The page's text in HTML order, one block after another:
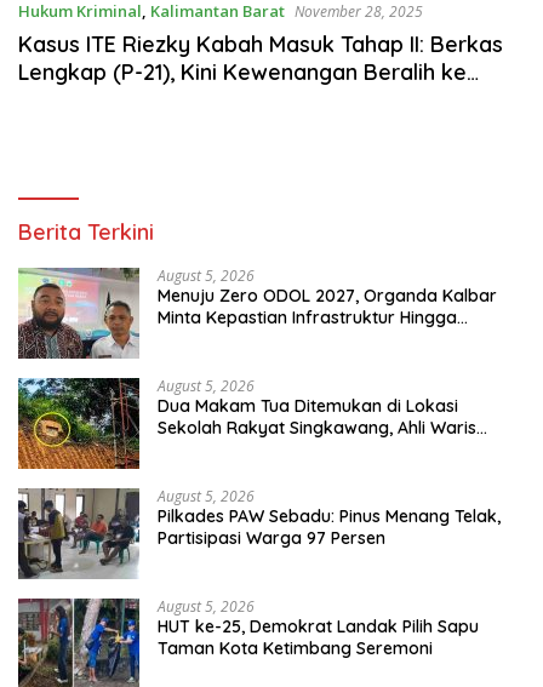
Hukum Kriminal, Kalimantan Barat November 28, 2025
Kasus ITE Riezky Kabah Masuk Tahap II: Berkas
Lengkap (P-21), Kini Kewenangan Beralih ke
Berita Terkini
August 5, 2026
Menuju Zero ODOL 2027, Organda Kalbar
Minta Kepastian Infrastruktur Hingga
August 5, 2026
Dua Makam Tua Ditemukan di Lokasi
Sekolah Rakyat Singkawang, Ahli Waris
August 5, 2026
Pilkades PAW Sebadu: Pinus Menang Telak,
Partisipasi Warga 97 Persen
August 5, 2026
HUT ke-25, Demokrat Landak Pilih Sapu
Taman Kota Ketimbang Seremoni